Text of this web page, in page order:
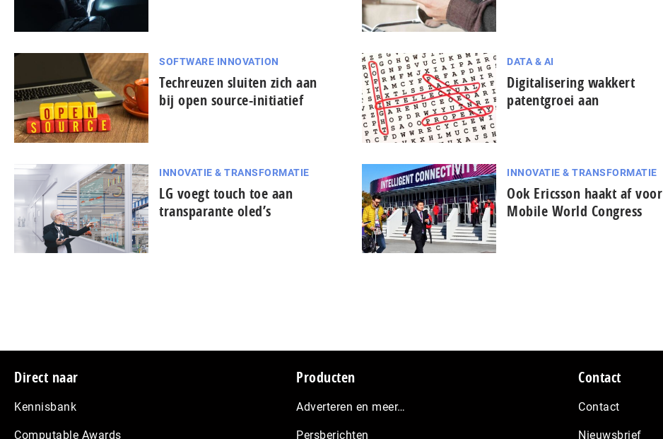
SOFTWARE INNOVATION
Techreuzen sluiten zich aan
bij open source-initiatief
DATA & AI
Digitalisering wakkert
patentgroei aan
INNOVATIE & TRANSFORMATIE
LG voegt touch toe aan
transparante oled’s
INNOVATIE & TRANSFORMATIE
Ook Ericsson haakt af voor
Mobile World Congress
Footer
Direct naar
Kennisbank
Computable Awards
Producten
Adverteren en meer…
Persberichten
Contact
Contact
Nieuwsbrief